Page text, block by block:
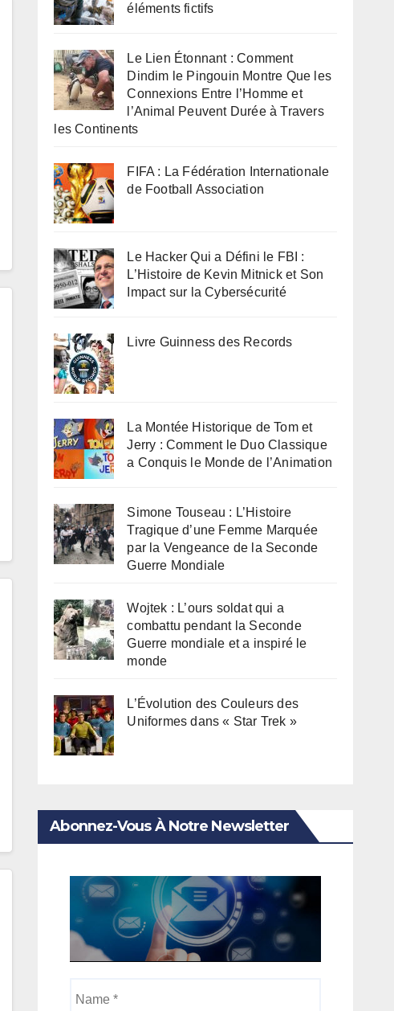
éléments fictifs
Le Lien Étonnant : Comment
Dindim le Pingouin Montre Que les
Connexions Entre l’Homme et
l’Animal Peuvent Durée à Travers
les Continents
FIFA : La Fédération Internationale
de Football Association
Le Hacker Qui a Défini le FBI :
L’Histoire de Kevin Mitnick et Son
Impact sur la Cybersécurité
Livre Guinness des Records
La Montée Historique de Tom et
Jerry : Comment le Duo Classique
a Conquis le Monde de l’Animation
Simone Touseau : L’Histoire
Tragique d’une Femme Marquée
par la Vengeance de la Seconde
Guerre Mondiale
Wojtek : L’ours soldat qui a
combattu pendant la Seconde
Guerre mondiale et a inspiré le
monde
L’Évolution des Couleurs des
Uniformes dans « Star Trek »
Abonnez-Vous À Notre Newsletter